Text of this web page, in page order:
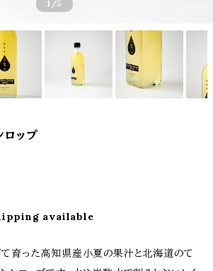
1 /5
ロップ
available
育った高知県産小夏の果汁と北海道のて